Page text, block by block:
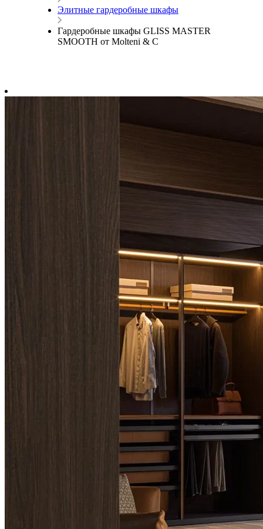
Элитные гардеробные шкафы
Гардеробные шкафы GLISS MASTER
SMOOTH от Molteni & C